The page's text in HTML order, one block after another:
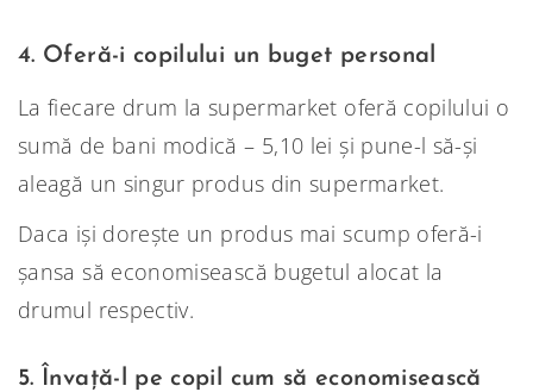
4. Oferă-i copilului un buget personal
La fiecare drum la supermarket oferă copilului o
sumă de bani modică – 5,10 lei și pune-l să-și
aleagă un singur produs din supermarket.
Daca iși dorește un produs mai scump oferă-i
șansa să economisească bugetul alocat la
drumul respectiv.
5. Învață-l pe copil cum să economisească